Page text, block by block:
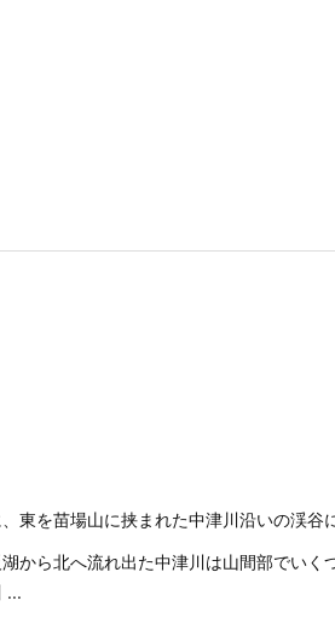
東を苗場山に挟まれた中津川沿いの渓谷
から北へ流れ出た中津川は山間部でい
...